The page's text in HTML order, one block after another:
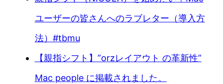
ユーザーの皆さんへのラブレター（導入方
法）#tbmu
【親指シフト】”orzレイアウト の革新性”
Mac people に掲載されました。